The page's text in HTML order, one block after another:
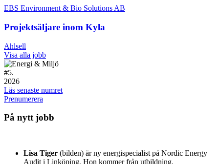
EBS Environment & Bio Solutions AB
Projektsäljare inom Kyla
Ahlsell
Visa alla jobb
#5.
2026
Läs senaste numret
Prenumerera
På nytt jobb
Lisa Tiger (bilden) är ny energispecialist på Nordic Energy
Audit i Linköping. Hon kommer från utbildning.